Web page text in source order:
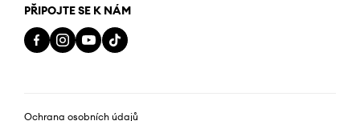
PŘIPOJTE SE K NÁM
Ochrana osobních údajů